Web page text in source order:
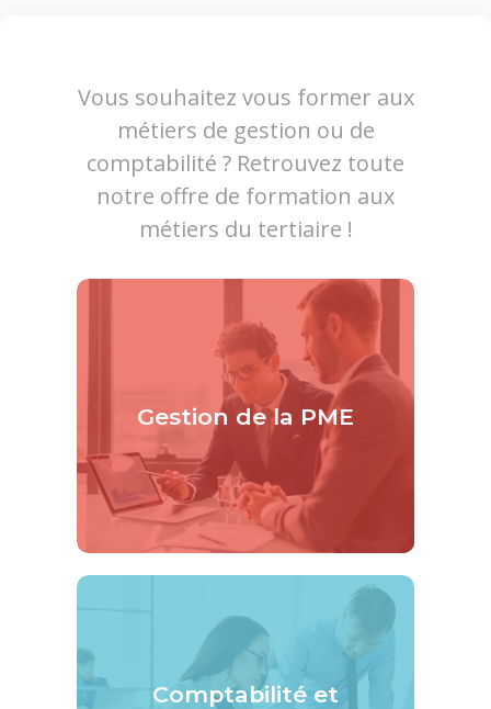
Vous souhaitez vous former aux
métiers de gestion ou de
comptabilité ? Retrouvez toute
notre offre de formation aux
métiers du tertiaire !
Gestion de la PME
Comptabilité et